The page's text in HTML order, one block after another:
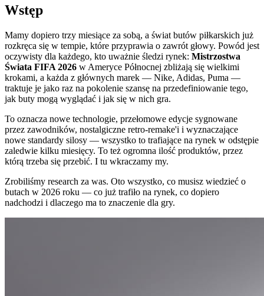
Wstęp
Mamy dopiero trzy miesiące za sobą, a świat butów piłkarskich już
rozkręca się w tempie, które przyprawia o zawrót głowy. Powód jest
oczywisty dla każdego, kto uważnie śledzi rynek: Mistrzostwa
Świata FIFA 2026 w Ameryce Północnej zbliżają się wielkimi
krokami, a każda z głównych marek — Nike, Adidas, Puma —
traktuje je jako raz na pokolenie szansę na przedefiniowanie tego,
jak buty mogą wyglądać i jak się w nich gra.
To oznacza nowe technologie, przełomowe edycje sygnowane
przez zawodników, nostalgiczne retro-remake'i i wyznaczające
nowe standardy silosy — wszystko to trafiające na rynek w odstępie
zaledwie kilku miesięcy. To też ogromna ilość produktów, przez
którą trzeba się przebić. I tu wkraczamy my.
Zrobiliśmy research za was. Oto wszystko, co musisz wiedzieć o
butach w 2026 roku — co już trafiło na rynek, co dopiero
nadchodzi i dlaczego ma to znaczenie dla gry.